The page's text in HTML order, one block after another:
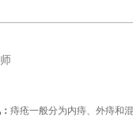
痔疮一般分为内痔、外痔和